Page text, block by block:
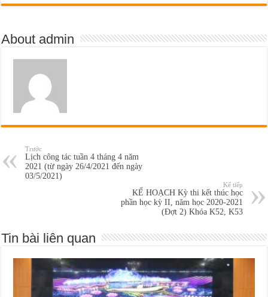
About admin
Trước
Lịch công tác tuần 4 tháng 4 năm
2021 (từ ngày 26/4/2021 đến ngày
03/5/2021)
Kế tiếp
KẾ HOẠCH Kỳ thi kết thúc học
phần học kỳ II, năm học 2020-2021
(Đợt 2) Khóa K52, K53
Tin bài liên quan